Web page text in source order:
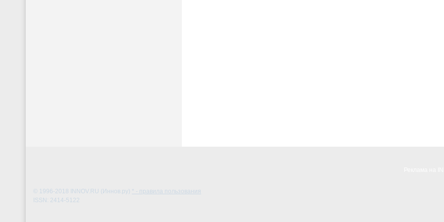
© 1996-2018 INNOV.RU (Иннов.ру) * - правила пользования
ISSN: 2414-5122